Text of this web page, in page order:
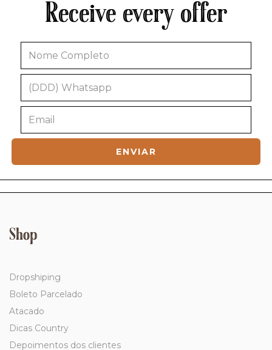
Receive every offer
Shop
Dropshiping
Boleto Parcelado
Atacado
Dicas Country
Depoimentos dos clientes